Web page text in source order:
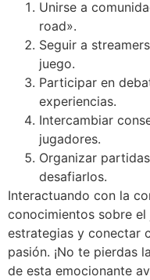
Unirse a
road».
Seguir a
juego.
Participar en
experiencias.
Intercambiar
jugadores.
Organizar
desafiarlos.
Interactuando con la
conocimientos sobre
estrategias y conectar
pasión. ¡No te pierdas
de esta emocionante